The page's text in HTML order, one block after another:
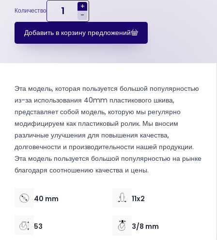
Количество
+
-
Добавить в корзину предложений
Эта модель, которая пользуется большой популярностью
из-за использования 40mm пластикового шкива,
представляет собой модель, которую мы регулярно
модифицируем как пластиковый ролик. Мы вносим
различные улучшения для повышения качества,
долговечности и производительности нашей продукции.
Эта модель пользуется большой популярностью на рынке
благодаря соотношению качества и цены.
40 mm 11x2
53 3/8 mm